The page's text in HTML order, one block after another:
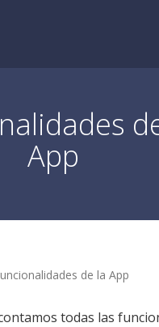
App
de la App
todas las